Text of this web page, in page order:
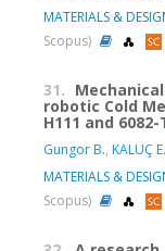
MATERIALS &
Scopus)
31.
robotic Cold
H111 and
Gungor B., KALUÇ E.
MATERIALS &
Scopus)